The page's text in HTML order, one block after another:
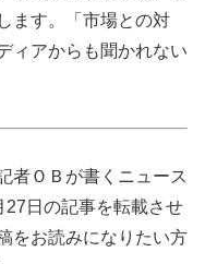
ます。「市場との対
ィアからも聞かれない
者ＯＢが書くニュース
日の記事を転載させ
をお読みになりたい方